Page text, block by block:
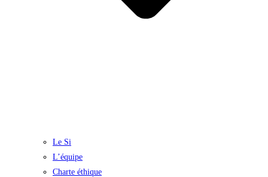
Le Si
L’équipe
Charte éthique